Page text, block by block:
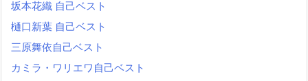
坂本花織 自己ベスト
樋口新葉 自己ベスト
三原舞依自己ベスト
カミラ・ワリエワ自己ベスト